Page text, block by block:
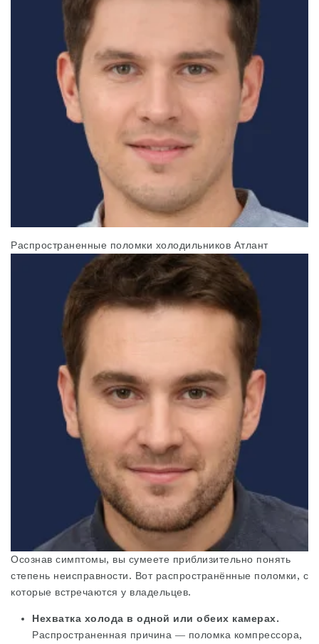
Распространенные поломки холодильников Атлант
Осознав симптомы, вы сумеете приблизительно понять
степень неисправности. Вот распространённые поломки, с
которые встречаются у владельцев.
Нехватка холода в одной или обеих камерах.
Распространенная причина — поломка компрессора,